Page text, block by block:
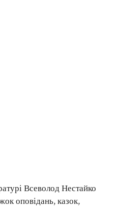
Всеволод Нестайко
оповідань, казок,